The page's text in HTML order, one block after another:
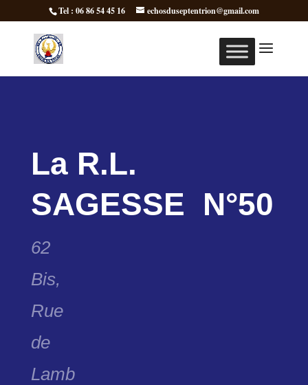
Tel : 06 86 54 45 16 echosduseptentrion@gmail.com
La R.L.
SAGESSE N°50
62
Bis,
Rue
de
Lamb